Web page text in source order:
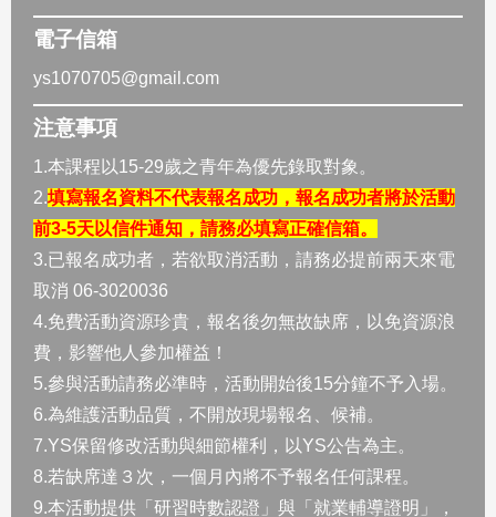
電子信箱
ys1070705@gmail.com
注意事項
1.本課程以15-29歲之青年為優先錄取對象。
2.填寫報名資料不代表報名成功，報名成功者將於活動
前3-5天以信件通知，請務必填寫正確信箱。
3.已報名成功者，若欲取消活動，請務必提前兩天來電
取消 06-3020036
4.免費活動資源珍貴，報名後勿無故缺席，以免資源浪
費，影響他人參加權益！
5.參與活動請務必準時，活動開始後15分鐘不予入場。
6.為維護活動品質，不開放現場報名、候補。
7.YS保留修改活動與細節權利，以YS公告為主。
8.若缺席達３次，一個月內將不予報名任何課程。
9.本活動提供「研習時數認證」與「就業輔導證明」，